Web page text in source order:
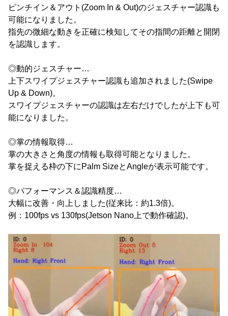
ピンチイン＆アウト(Zoom In & Out)のジェスチャー認識も
可能になりました。
指先の微細な動きを正確に検知してその指間の距離と開閉
を認識します。
◎動的ジェスチャー…
上下スワイプジェスチャー認識も追加されました(Swipe
Up & Down)。
スワイプジェスチャーの認識は左右だけでしたが上下も可
能になりました。
◎掌の情報取得…
掌の大きさと角度の情報も取得可能となりました。
掌を捉える枠の下にPalm SizeとAngleが表示可能です。
◎パフォーマンス＆認識精度…
大幅に改善・向上しました(従来比：約1.3倍)。
例：100fps vs 130fps(Jetson Nano上で動作確認)。